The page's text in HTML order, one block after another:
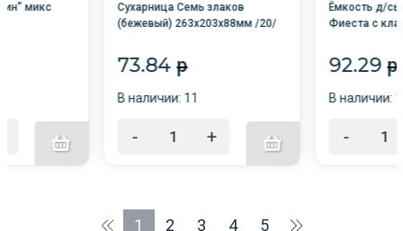
микс
Сухарница Семь злаков
(бежевый) 263х203х88мм /20/
73.84 p
В наличии: 11
- +
Ёмкость д/
Фиеста с
92.29 p
В наличии:
-
1 2 3 4 5